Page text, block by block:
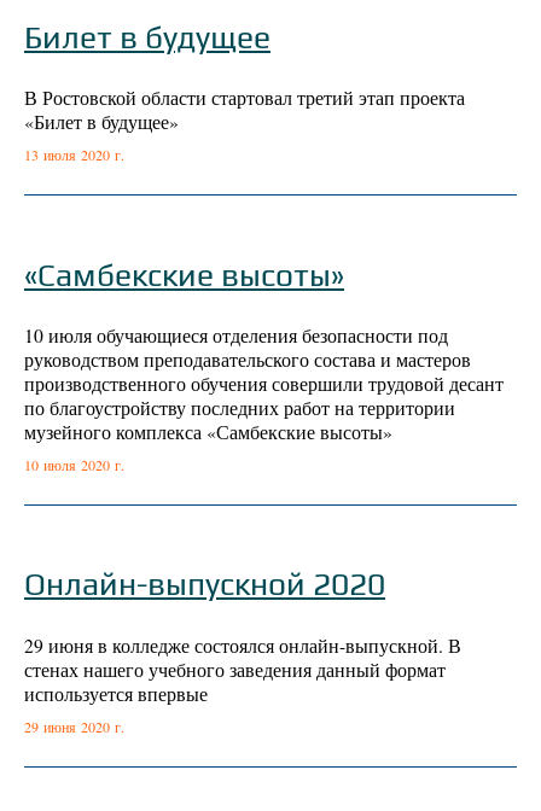
Билет в будущее
В Ростовской области стартовал третий этап проекта
«Билет в будущее»
13 июля 2020 г.
«Самбекские высоты»
10 июля обучающиеся отделения безопасности под
руководством преподавательского состава и мастеров
производственного обучения совершили трудовой десант
по благоустройству последних работ на территории
музейного комплекса «Самбекские высоты»
10 июля 2020 г.
Онлайн-выпускной 2020
29 июня в колледже состоялся онлайн-выпускной. В
стенах нашего учебного заведения данный формат
используется впервые
29 июня 2020 г.